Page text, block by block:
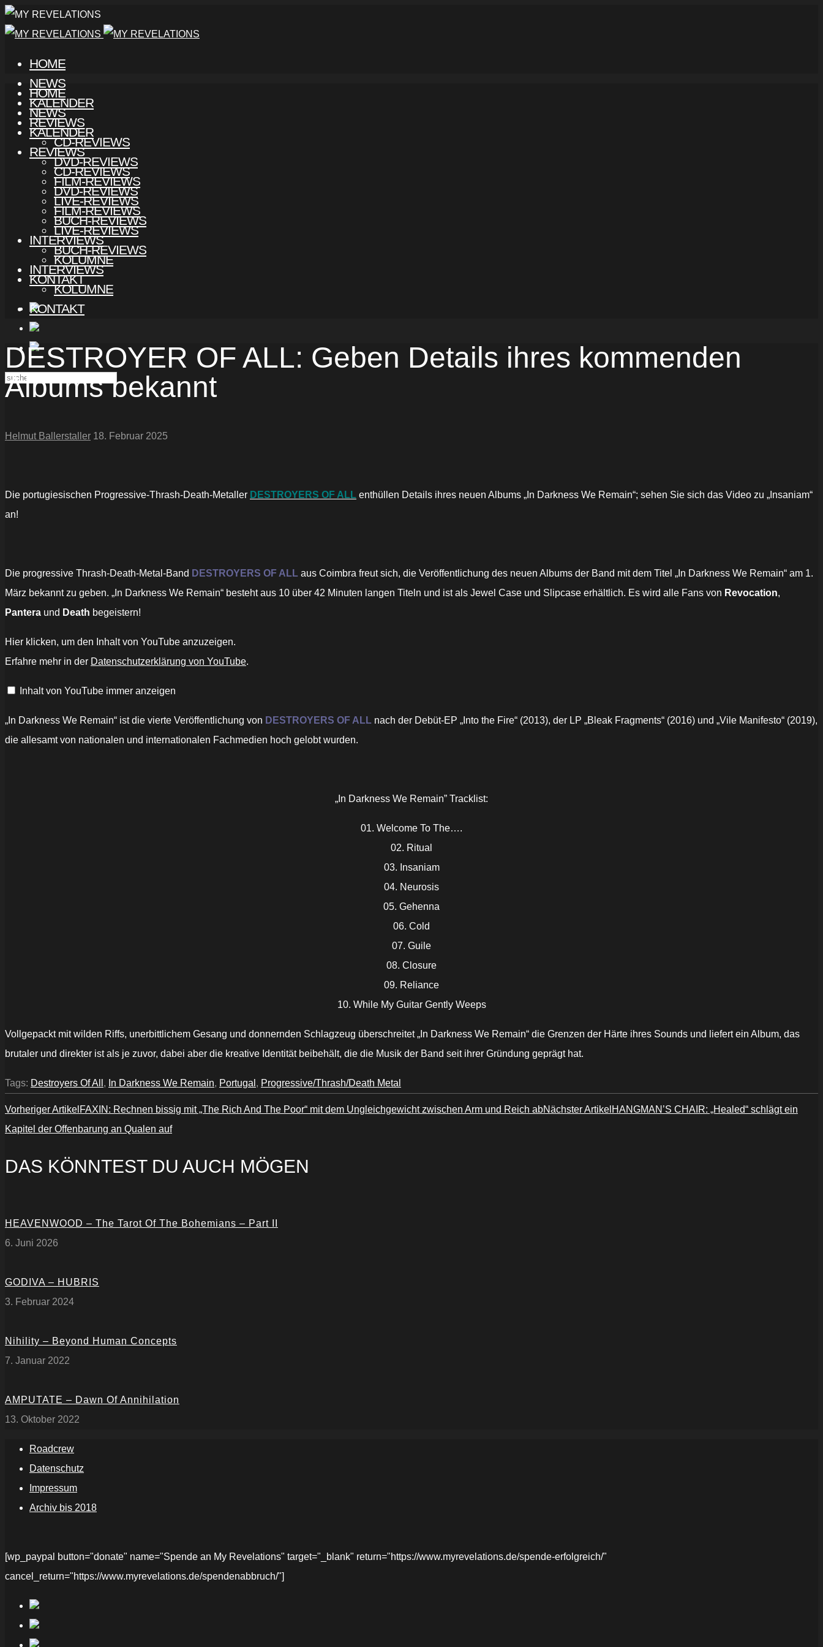
HOME
NEWS
KALENDER
REVIEWS
CD-REVIEWS
DVD-REVIEWS
FILM-REVIEWS
LIVE-REVIEWS
BUCH-REVIEWS
INTERVIEWS
KOLUMNE
KONTAKT
HOME
NEWS
KALENDER
REVIEWS
CD-REVIEWS
DVD-REVIEWS
FILM-REVIEWS
LIVE-REVIEWS
BUCH-REVIEWS
INTERVIEWS
KOLUMNE
KONTAKT
DESTROYER OF ALL: Geben Details ihres kommenden
Albums bekannt
Helmut Ballerstaller 18. Februar 2025
Die portugiesischen Progressive-Thrash-Death-Metaller DESTROYERS OF ALL enthüllen Details ihres neuen Albums „In Darkness We Remain“; sehen Sie sich das Video zu „Insaniam“
an!
Die progressive Thrash-Death-Metal-Band DESTROYERS OF ALL aus Coimbra freut sich, die Veröffentlichung des neuen Albums der Band mit dem Titel „In Darkness We Remain“ am 1.
März bekannt zu geben. „In Darkness We Remain“ besteht aus 10 über 42 Minuten langen Titeln und ist als Jewel Case und Slipcase erhältlich. Es wird alle Fans von Revocation,
Pantera und Death begeistern!
„DESTROYERS
OF
–
Video)“
anzeigen
Hier klicken, um den Inhalt von YouTube anzuzeigen.
Erfahre mehr in der Datenschutzerklärung von YouTube.
Inhalt von YouTube immer anzeigen
„In Darkness We Remain“ ist die vierte Veröffentlichung von DESTROYERS OF ALL nach der Debüt-EP „Into the Fire“ (2013), der LP „Bleak Fragments“ (2016) und „Vile Manifesto“ (2019),
die allesamt von nationalen und internationalen Fachmedien hoch gelobt wurden.
„In Darkness We Remain” Tracklist:
01. Welcome To The….
02. Ritual
03. Insaniam
04. Neurosis
05. Gehenna
06. Cold
07. Guile
08. Closure
09. Reliance
10. While My Guitar Gently Weeps
Vollgepackt mit wilden Riffs, unerbittlichem Gesang und donnernden Schlagzeug überschreitet „In Darkness We Remain“ die Grenzen der Härte ihres Sounds und liefert ein Album, das
brutaler und direkter ist als je zuvor, dabei aber die kreative Identität beibehält, die die Musik der Band seit ihrer Gründung geprägt hat.
Tags: Destroyers Of All , In Darkness We Remain, Portugal , Progressive/Thrash/Death Metal
Vorheriger Artikel FAXIN: Rechnen bissig mit „The Rich And The Poor“ mit dem Ungleichgewicht zwischen Arm und Reich abNächster Artikel HANGMAN’S CHAIR: „Healed“ schlägt ein
Kapitel der Offenbarung an Qualen auf
DAS KÖNNTEST DU AUCH MÖGEN
HEAVENWOOD – The Tarot Of The Bohemians – Part II
6. Juni 2026
GODIVA – HUBRIS
3. Februar 2024
Nihility – Beyond Human Concepts
7. Januar 2022
AMPUTATE – Dawn Of Annihilation
13. Oktober 2022
Roadcrew
Datenschutz
Impressum
Archiv bis 2018
[wp_paypal button="donate" name="Spende an My Revelations" target="_blank" return="https://www.myrevelations.de/spende-erfolgreich/"
cancel_return="https://www.myrevelations.de/spendenabbruch/"]